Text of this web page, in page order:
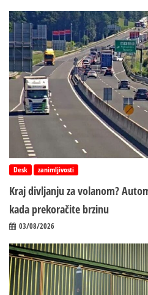
Desk zanimljivosti
Kraj divljanju za volanom?
kada prekoračite brzinu
03/08/2026